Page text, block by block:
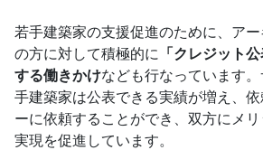
若手建築家の支援促進のために、ア
の方に対して積極的に
「クレジット
する働きかけなども行なっています
手建築家は公表できる実績が増え、
ーに依頼することができ、双方にメ
実現を促進しています。